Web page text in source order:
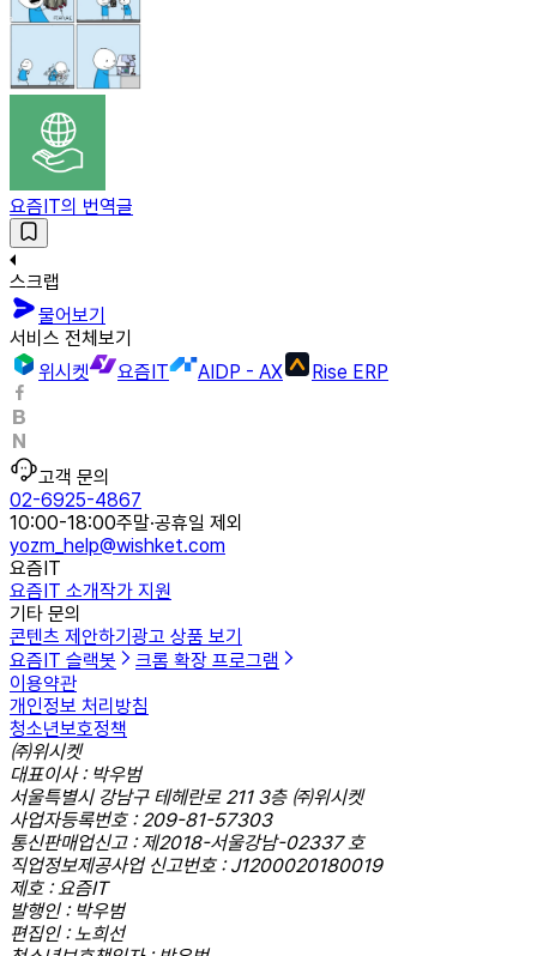
요즘IT의 번역글
스크랩
물어보기
서비스 전체보기
위시켓
요즘IT AIDP - AX Rise ERP
고객 문의
02-6925-4867
10:00-18:00주말·공휴일 제외
yozm_help@wishket.com
요즘IT
요즘IT 소개작가 지원
기타 문의
콘텐츠 제안하기 광고 상품 보기
요즘IT 슬랙봇
크롬 확장 프로그램
이용약관
개인정보 처리방침
청소년보호정책
㈜위시켓
대표이사 : 박우범
서울특별시 강남구 테헤란로 211 3층 ㈜위시켓
사업자등록번호 : 209-81-57303
통신판매업신고 : 제2018-서울강남-02337 호
직업정보제공사업 신고번호 : J1200020180019
제호 : 요즘IT
발행인 : 박우범
편집인 : 노희선